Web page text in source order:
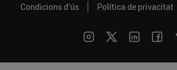
Condicions d’ús
Política de privacitat